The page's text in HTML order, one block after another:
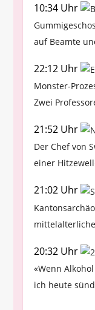
10:34 Uhr
auf Beamte
22:12 Uhr
Monster-
Zwei
21:52 Uhr
Der Chef von
einer
21:02 Uhr
20:32 Uhr
«Wenn
ich heute